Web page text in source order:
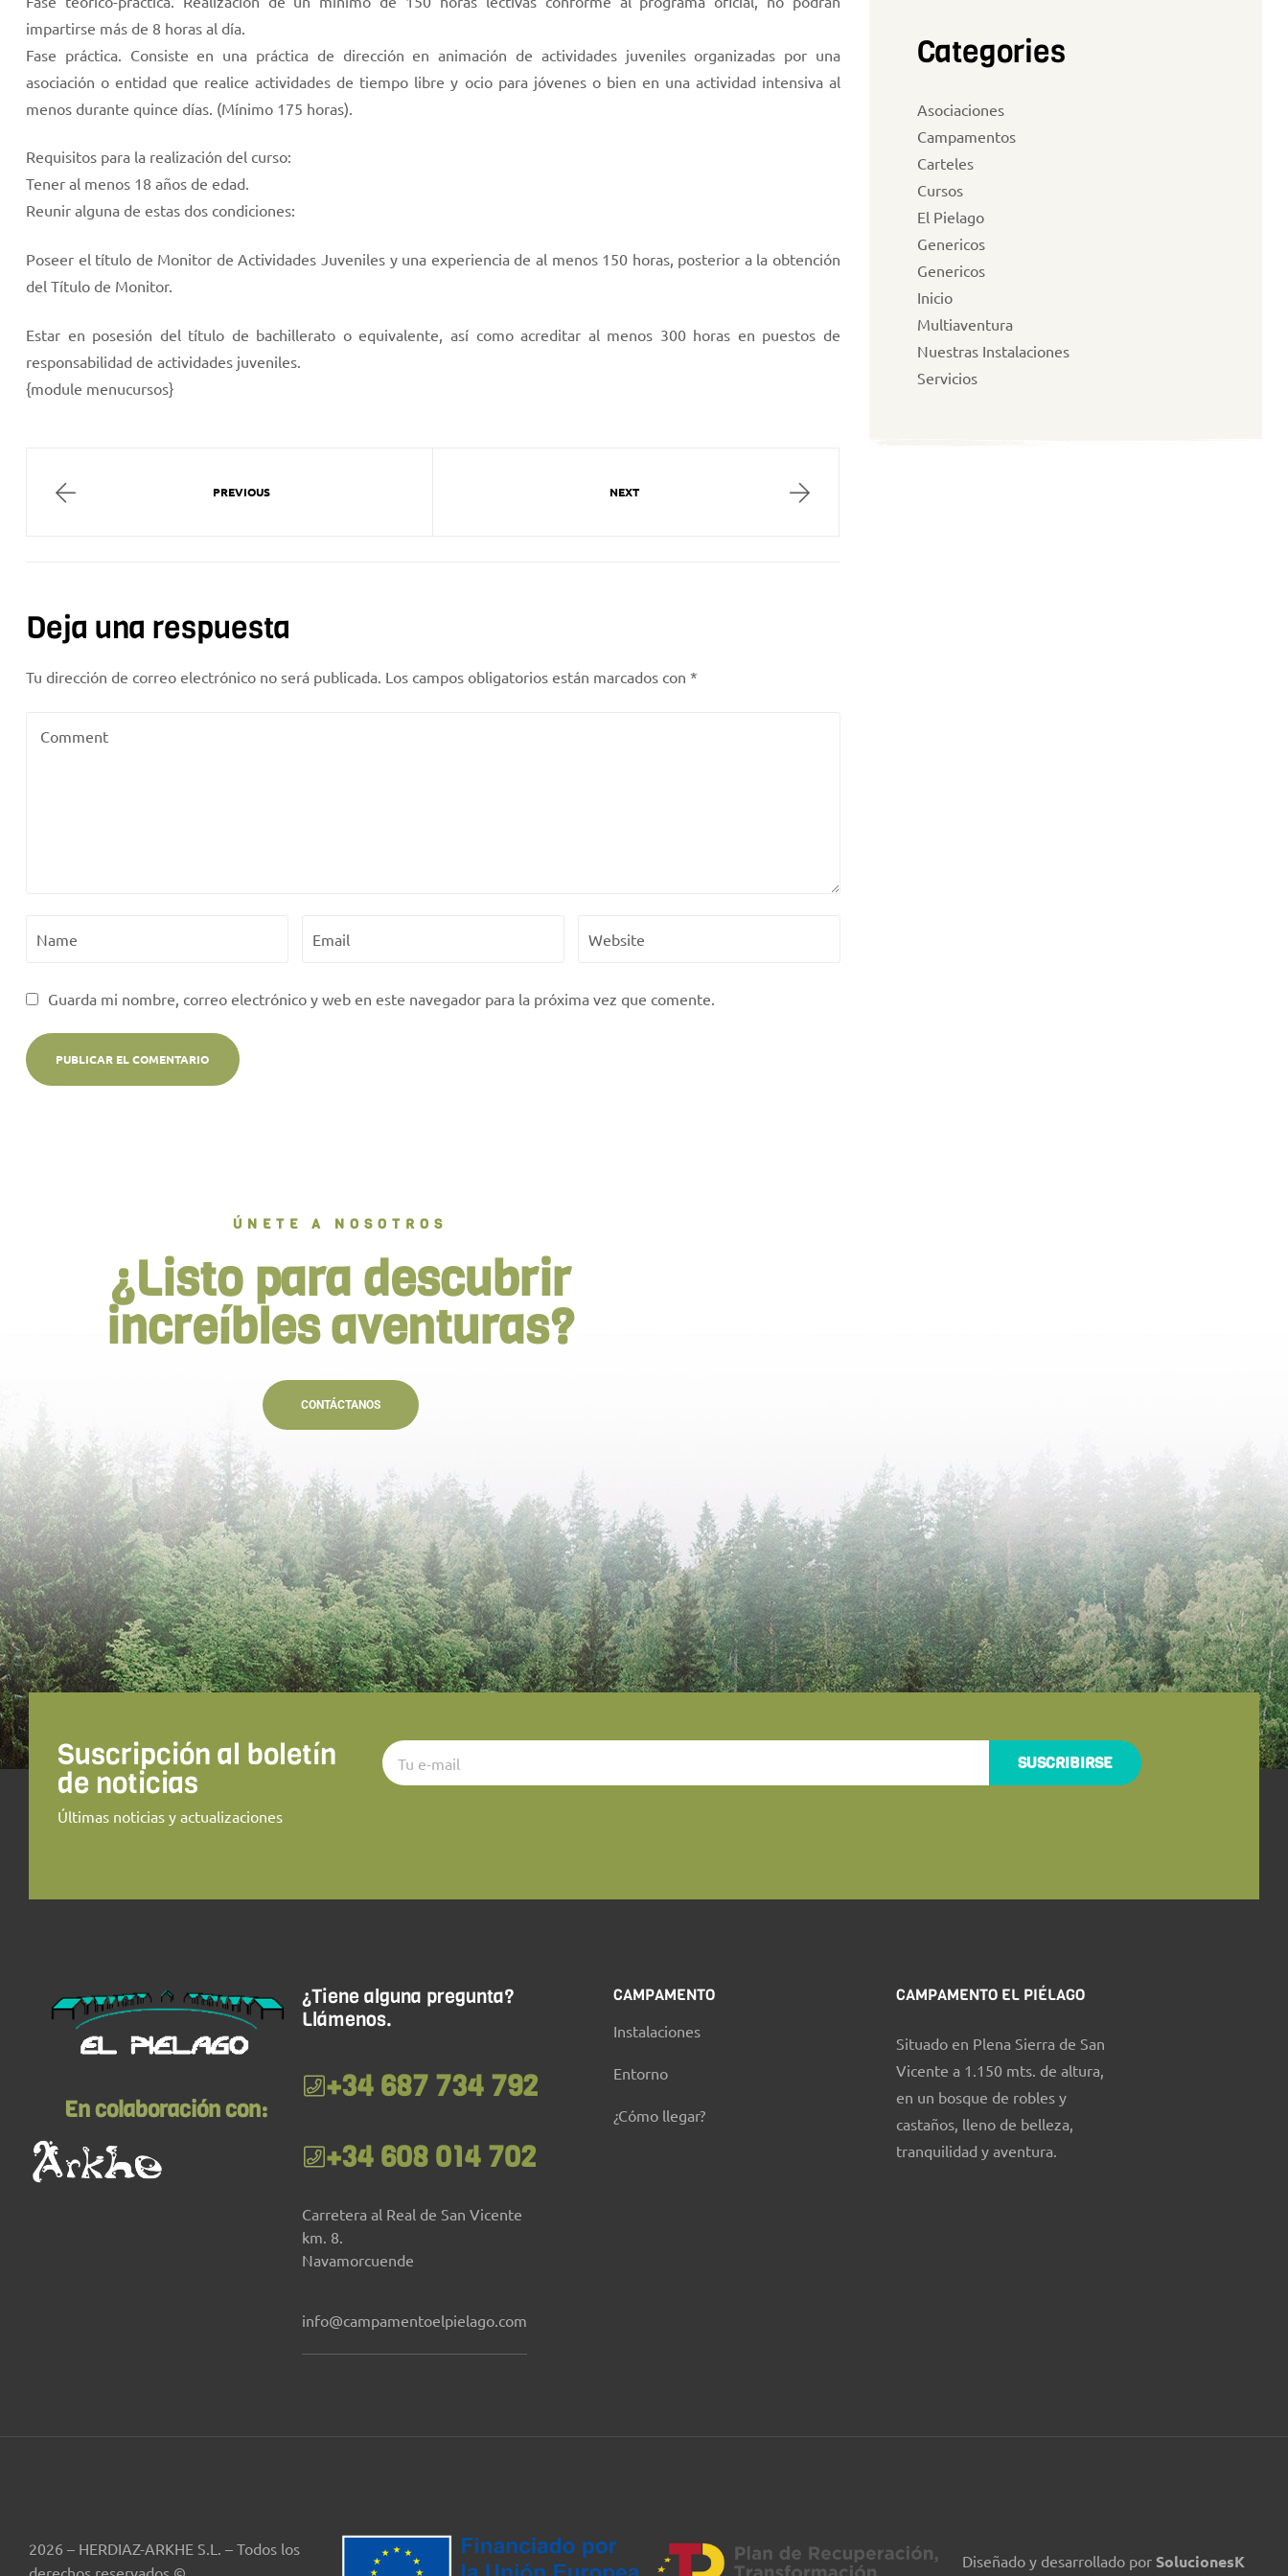
impartirse más de 8 horas al día.
Fase práctica. Consiste en una práctica de dirección en animación de actividades juveniles organizadas por una
asociación o entidad que realice actividades de tiempo libre y ocio para jóvenes o bien en una actividad intensiva al
menos durante quince días. (Mínimo 175 horas).
Requisitos para la realización del curso:
Tener al menos 18 años de edad.
Reunir alguna de estas dos condiciones:
Poseer el título de Monitor de Actividades Juveniles y una experiencia de al menos 150 horas, posterior a la obtención
del Título de Monitor.
Estar en posesión del título de bachillerato o equivalente, así como acreditar al menos 300 horas en puestos de
responsabilidad de actividades juveniles.
{module menucursos}
PREVIOUS NEXT
Deja una respuesta
Tu dirección de correo electrónico no será publicada. Los campos obligatorios están marcados con *
Guarda mi nombre, correo electrónico y web en este navegador para la próxima vez que comente.
Categories
Asociaciones
Campamentos
Carteles
Cursos
El Pielago
Genericos
Genericos
Inicio
Multiaventura
Nuestras Instalaciones
Servicios
ÚNETE A NOSOTROS
¿Listo para descubrir
increíbles aventuras?
CONTÁCTANOS
Suscripción al boletín
de noticias
Últimas noticias y actualizaciones
SUSCRIBIRSE
En colaboración con:
¿Tiene alguna pregunta?
Llámenos.
+34 687 734 792
+34 608 014 702
Carretera al Real de San Vicente
km. 8.
Navamorcuende
info@campamentoelpielago.com
CAMPAMENTO
Instalaciones
Entorno
¿Cómo llegar?
CAMPAMENTO EL PIÉLAGO
Situado en Plena Sierra de San
Vicente a 1.150 mts. de altura,
en un bosque de robles y
castaños, lleno de belleza,
tranquilidad y aventura.
2026 – HERDIAZ-ARKHE S.L. – Todos los
derechos reservados ©
Diseñado y desarrollado por SolucionesK